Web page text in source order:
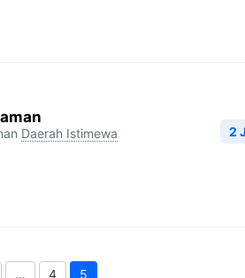
Daerah Istimewa
2
… 4 5